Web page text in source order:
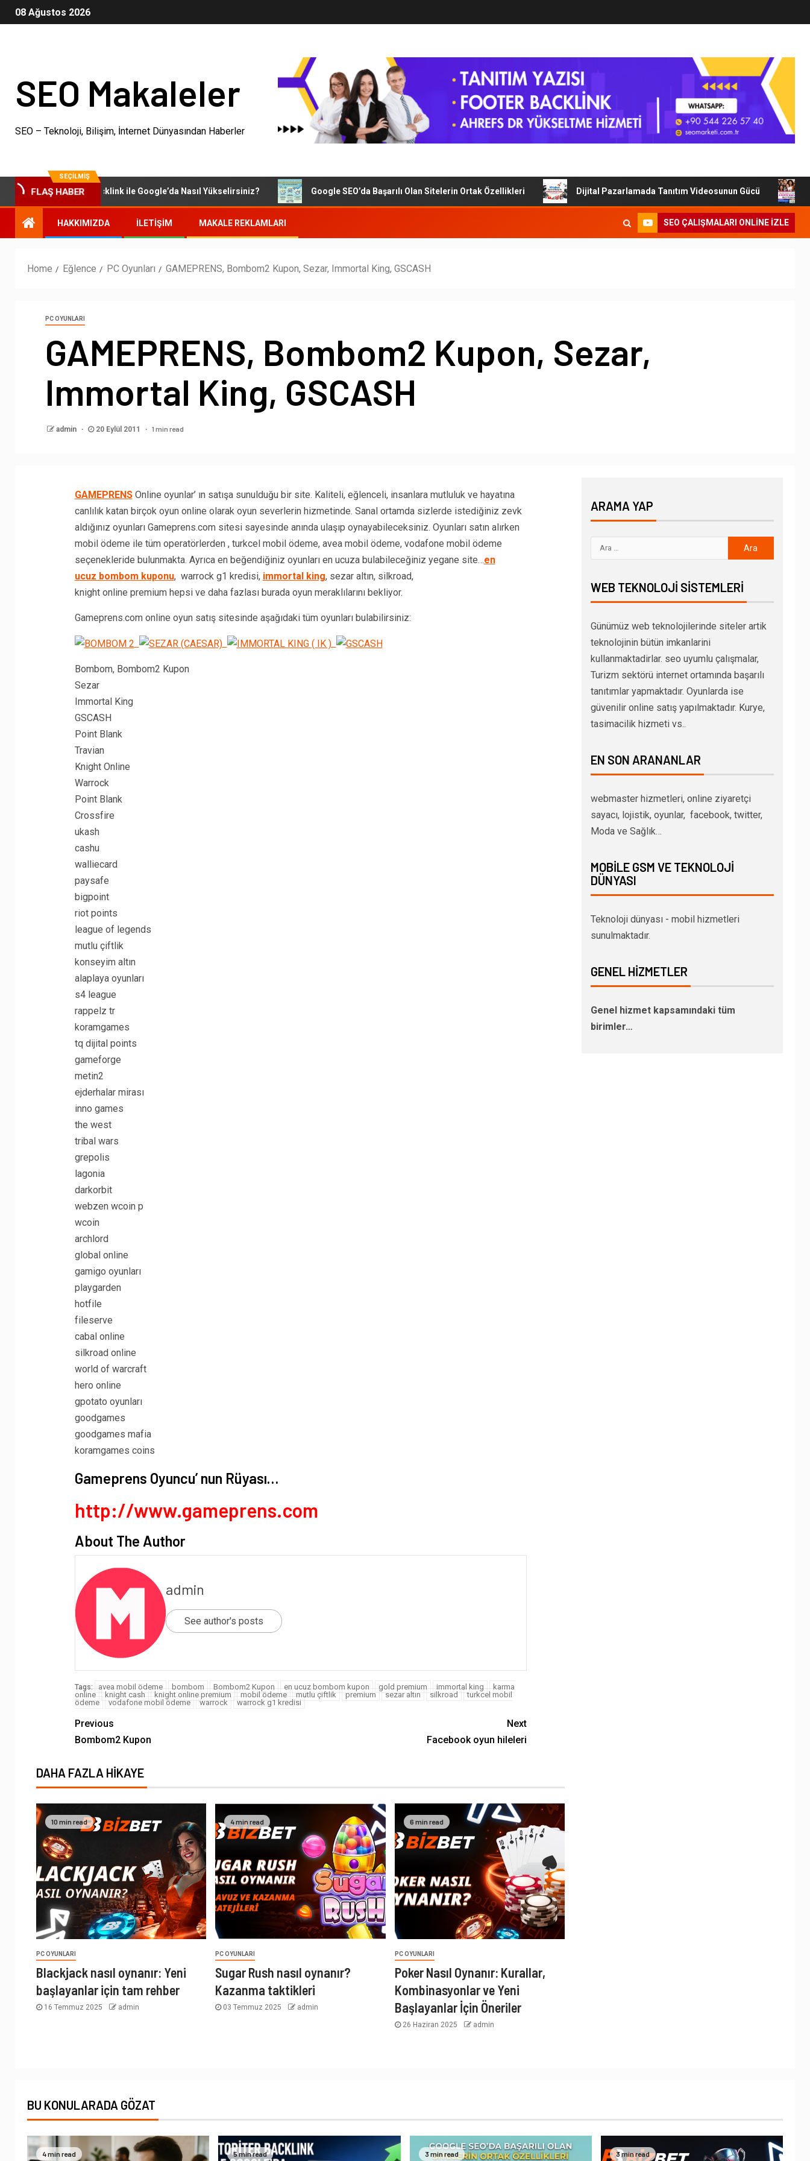
08 Ağustos 2026
SEO Makaleler
SEO – Teknoloji, Bilişim, İnternet Dünyasından Haberler
SEÇILMIŞ
FLAŞ HABER
Otoriter Backlink ile Google’da Nasıl Yükselirsiniz? Google SEO’da Başarılı Olan Sitelerin Ortak Özellikleri Dijital Pazarlamada Tanıtım Videosunun Gücü
HAKKIMIZDA İLETIŞIM MAKALE REKLAMLARI SEO ÇALIŞMALARI ONLINE IZLE
Home Eğlence PC Oyunları GAMEPRENS, Bombom2 Kupon, Sezar, Immortal King, GSCASH
PC OYUNLARI
GAMEPRENS, Bombom2 Kupon, Sezar,
Immortal King, GSCASH
admin 20 Eylül 2011 1 min read
GAMEPRENSOnline oyunlar’ ın satışa sunulduğu bir site. Kaliteli, eğlenceli, insanlara mutluluk ve hayatına
canlılık katan birçok oyun online olarak oyun severlerin hizmetinde. Sanal ortamda sizlerde istediğiniz zevk
aldığınız oyunları Gameprens.com sitesi sayesinde anında ulaşıp oynayabileceksiniz. Oyunları satın alırken
mobil ödeme ile tüm operatörlerden , turkcel mobil ödeme, avea mobil ödeme, vodafone mobil ödeme
seçenekleride bulunmakta. Ayrıca en beğendiğiniz oyunları en ucuza bulabileceğiniz yegane site…en
ucuz bombom kuponu, warrock g1 kredisi, immortal king, sezar altın, silkroad,
knight online premium hepsi ve daha fazlası burada oyun meraklılarını bekliyor.
Gameprens.com online oyun satış sitesinde aşağıdaki tüm oyunları bulabilirsiniz:
Bombom, Bombom2 Kupon
Sezar
Immortal King
GSCASH
Point Blank
Travian
Knight Online
Warrock
Point Blank
Crossfire
ukash
cashu
walliecard
paysafe
bigpoint
riot points
league of legends
mutlu çiftlik
konseyim altın
alaplaya oyunları
s4 league
rappelz tr
koramgames
tq dijital points
gameforge
metin2
ejderhalar mirası
inno games
the west
tribal wars
grepolis
lagonia
darkorbit
webzen wcoin p
wcoin
archlord
global online
gamigo oyunları
playgarden
hotfile
fileserve
cabal online
silkroad online
world of warcraft
hero online
gpotato oyunları
goodgames
goodgames mafia
koramgames coins
Gameprens Oyuncu’ nun Rüyası…
http://www.gameprens.com
About The Author
admin
See author's posts
Tags: avea mobil ödeme bombom Bombom2 Kupon en ucuz bombom kupon gold premium immortal king
karma
online
knight cash knight online premium mobil ödeme mutlu çiftlik premium sezar altın silkroad
turkcel mobil
ödeme
vodafone mobil ödeme warrock warrock g1 kredisi
Previous
Bombom2 Kupon
Next
Facebook oyun hileleri
DAHA FAZLA HIKAYE
10 min read
PC OYUNLARI
Blackjack nasıl oynanır: Yeni
başlayanlar için tam rehber
16 Temmuz 2025 admin
4 min read
PC OYUNLARI
Sugar Rush nasıl oynanır?
Kazanma taktikleri
03 Temmuz 2025 admin
6 min read
PC OYUNLARI
Poker Nasıl Oynanır: Kurallar,
Kombinasyonlar ve Yeni
Başlayanlar İçin Öneriler
26 Haziran 2025 admin
ARAMA YAP
WEB TEKNOLOJI SISTEMLERI
Günümüz web teknolojilerinde siteler artik
teknolojinin bütün imkanlarini
kullanmaktadirlar. seo uyumlu çalışmalar,
Turizm sektörü internet ortamında başarılı
tanıtımlar yapmaktadır. Oyunlarda ise
güvenilir online satış yapılmaktadır. Kurye,
tasimacilik hizmeti vs..
EN SON ARANANLAR
webmaster hizmetleri, online ziyaretçi
sayacı, lojistik, oyunlar, facebook, twitter,
Moda ve Sağlık…
MOBILE GSM VE TEKNOLOJI
DÜNYASI
Teknoloji dünyası - mobil hizmetleri
sunulmaktadır.
GENEL HIZMETLER
Genel hizmet kapsamındaki tüm
birimler…
BU KONULARADA GÖZAT
4 min read 5 min read 3 min read 3 min read